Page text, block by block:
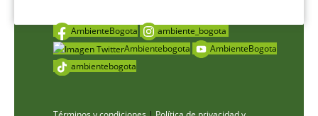
AmbienteBogota
ambiente_bogota
Ambientebogota
AmbienteBogota
ambientebogota